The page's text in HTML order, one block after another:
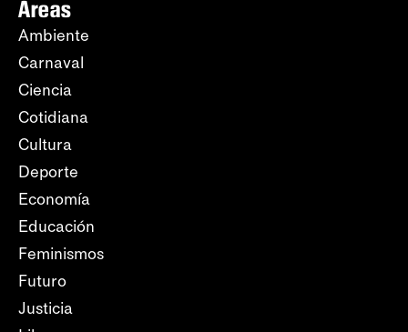
Áreas
Ambiente
Carnaval
Ciencia
Cotidiana
Cultura
Deporte
Economía
Educación
Feminismos
Futuro
Justicia